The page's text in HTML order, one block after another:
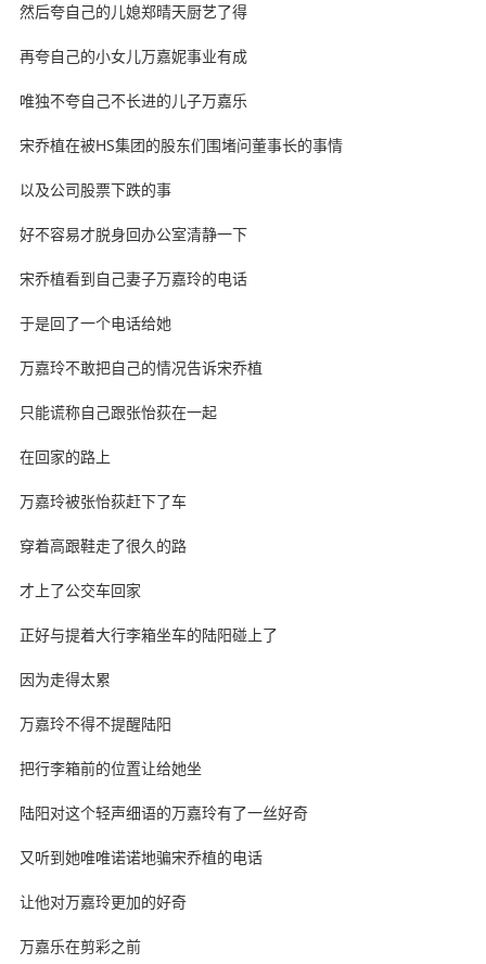
然后夸自己的儿媳郑晴天厨艺了得
再夸自己的小女儿万嘉妮事业有成
唯独不夸自己不长进的儿子万嘉乐
宋乔植在被HS集团的股东们围堵问董事长的事情
以及公司股票下跌的事
好不容易才脱身回办公室清静一下
宋乔植看到自己妻子万嘉玲的电话
于是回了一个电话给她
万嘉玲不敢把自己的情况告诉宋乔植
只能谎称自己跟张怡荻在一起
在回家的路上
万嘉玲被张怡荻赶下了车
穿着高跟鞋走了很久的路
才上了公交车回家
正好与提着大行李箱坐车的陆阳碰上了
因为走得太累
万嘉玲不得不提醒陆阳
把行李箱前的位置让给她坐
陆阳对这个轻声细语的万嘉玲有了一丝好奇
又听到她唯唯诺诺地骗宋乔植的电话
让他对万嘉玲更加的好奇
万嘉乐在剪彩之前